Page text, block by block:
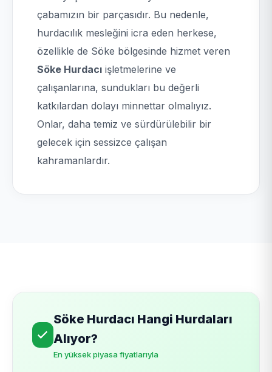
çabamızın bir parçasıdır. Bu nedenle,
hurdacılık mesleğini icra eden herkese,
özellikle de Söke bölgesinde hizmet veren
Söke Hurdacı işletmelerine ve
çalışanlarına, sundukları bu değerli
katkılardan dolayı minnettar olmalıyız.
Onlar, daha temiz ve sürdürülebilir bir
gelecek için sessizce çalışan
kahramanlardır.
Söke Hurdacı Hangi Hurdaları
Alıyor?
En yüksek piyasa fiyatlarıyla